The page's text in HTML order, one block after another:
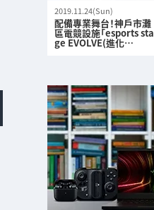
2019.11.24(Sun)
配備專業舞台！神戶市灘
區電競設施「esports sta
ge EVOLVE(進化…